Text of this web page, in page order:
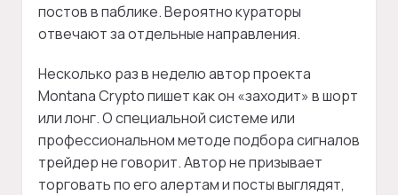
постов в паблике. Вероятно кураторы
отвечают за отдельные направления.
Несколько раз в неделю автор проекта
Montana Crypto пишет как он «заходит» в шорт
или лонг. О специальной системе или
профессиональном методе подбора сигналов
трейдер не говорит. Автор не призывает
торговать по его алертам и посты выглядят,